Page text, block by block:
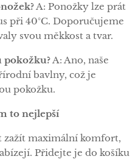
A: Ponožky lze prát
při 40°C. Doporučujeme
svou měkkost a tvar.
pokožku?A: Ano, naše
bavlny, což je
pokožku.
to nejlepší
zažít maximální komfort,
Přidejte je do košíku